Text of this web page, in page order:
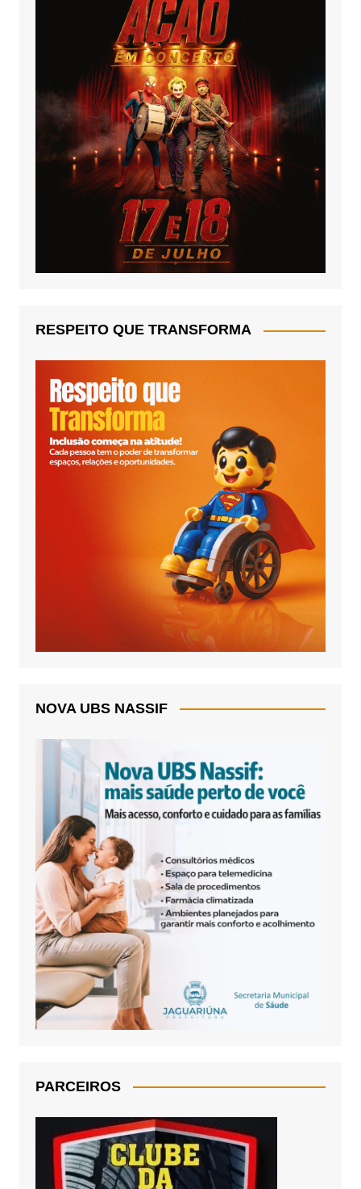
RESPEITO QUE TRANSFORMA
NOVA UBS NASSIF
PARCEIROS